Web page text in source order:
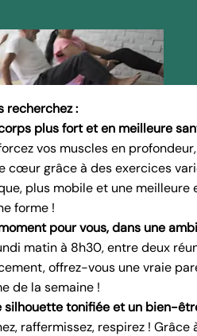
recherchez :
plus fort et en meilleure
vos muscles en
cœur grâce à des exercices
plus mobile et une
forme !
pour vous, dans une
matin à 8h30, entre deux
offrez-vous une vraie
de la semaine !
silhouette tonifiée et un bien-
raffermissez, respirez !